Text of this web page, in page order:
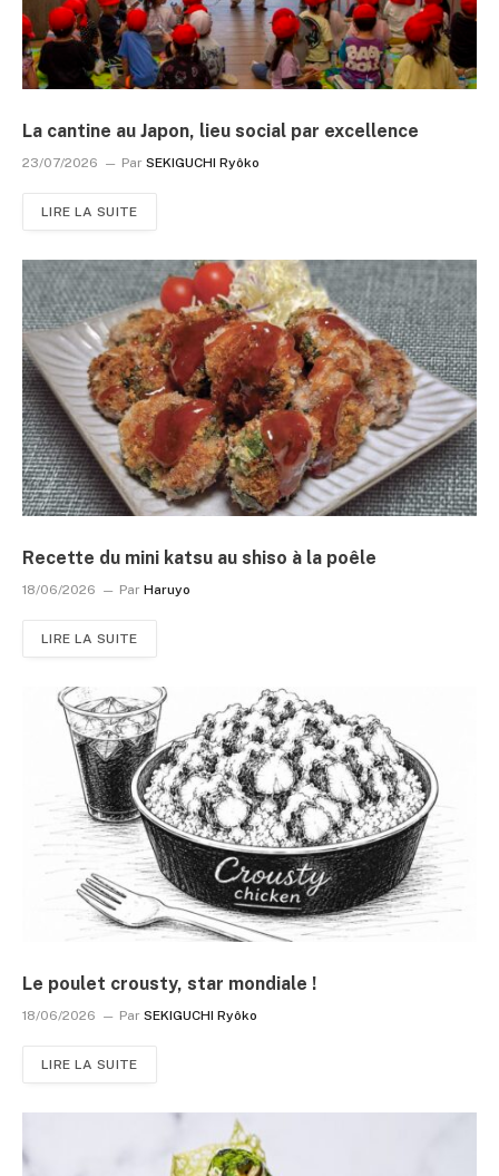
La cantine au Japon, lieu social par excellence
23/07/2026 Par SEKIGUCHI Ryôko
LIRE LA SUITE
Recette du mini katsu au shiso à la poêle
18/06/2026 Par Haruyo
LIRE LA SUITE
Le poulet crousty, star mondiale !
18/06/2026 Par SEKIGUCHI Ryôko
LIRE LA SUITE